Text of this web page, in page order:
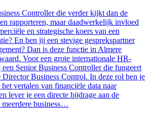
Controller die verder kijkt dan de
rapporteren, maar daadwerkelijk invloed
en strategische koers van een
En ben jij een stevige gesprekspartner
Dan is deze functie in Almere
Voor een grote internationale HR-
Senior Business Controller die fungeert
Director Business Control. In deze rol ben je
vertalen van financiële data naar
lever je een directe bijdrage aan de
meerdere business…